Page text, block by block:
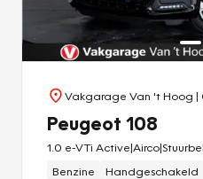
Vakgarage Van 't Hoog |
Peugeot 108
1.0 e-VTi
Benzine
Handgeschakeld